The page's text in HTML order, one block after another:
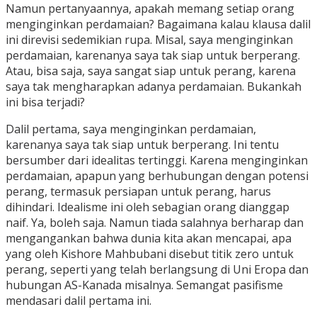
Namun pertanyaannya, apakah memang setiap orang
menginginkan perdamaian? Bagaimana kalau klausa dalil
ini direvisi sedemikian rupa. Misal, saya menginginkan
perdamaian, karenanya saya tak siap untuk berperang.
Atau, bisa saja, saya sangat siap untuk perang, karena
saya tak mengharapkan adanya perdamaian. Bukankah
ini bisa terjadi?
Dalil pertama, saya menginginkan perdamaian,
karenanya saya tak siap untuk berperang. Ini tentu
bersumber dari idealitas tertinggi. Karena menginginkan
perdamaian, apapun yang berhubungan dengan potensi
perang, termasuk persiapan untuk perang, harus
dihindari. Idealisme ini oleh sebagian orang dianggap
naif. Ya, boleh saja. Namun tiada salahnya berharap dan
mengangankan bahwa dunia kita akan mencapai, apa
yang oleh Kishore Mahbubani disebut titik zero untuk
perang, seperti yang telah berlangsung di Uni Eropa dan
hubungan AS-Kanada misalnya. Semangat pasifisme
mendasari dalil pertama ini.